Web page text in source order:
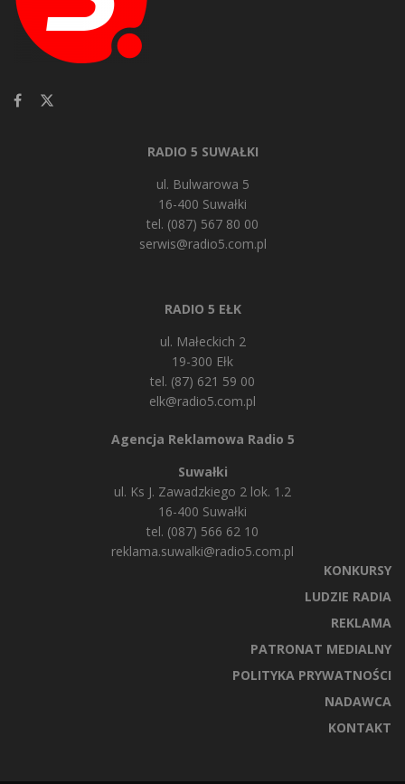
RADIO 5 SUWAŁKI
ul. Bulwarowa 5
16-400 Suwałki
tel. (087) 567 80 00
serwis@radio5.com.pl
RADIO 5 EŁK
ul. Małeckich 2
19-300 Ełk
tel. (87) 621 59 00
elk@radio5.com.pl
Agencja Reklamowa Radio 5
Suwałki
ul. Ks J. Zawadzkiego 2 lok. 1.2
16-400 Suwałki
tel. (087) 566 62 10
reklama.suwalki@radio5.com.pl
KONKURSY
LUDZIE RADIA
REKLAMA
PATRONAT MEDIALNY
POLITYKA PRYWATNOŚCI
NADAWCA
KONTAKT